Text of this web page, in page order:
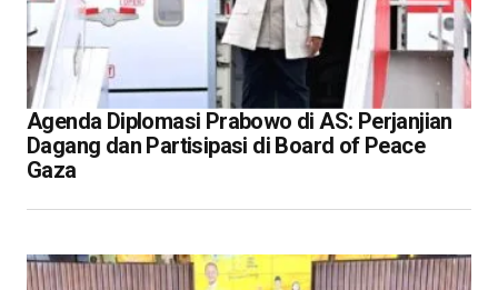
Agenda Diplomasi Prabowo di AS: Perjanjian
Dagang dan Partisipasi di Board of Peace
Gaza